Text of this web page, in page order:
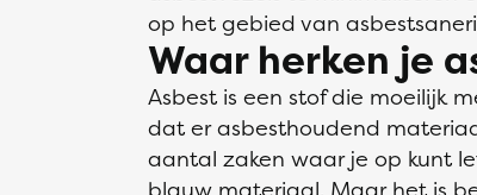
op het gebied van
Waar herken je
Asbest is een stof die moeilijk
dat er asbesthoudend
aantal zaken waar je op kunt